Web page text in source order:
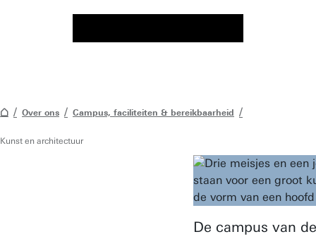
Over ons Campus, faciliteiten & bereikbaarheid
Kunst en architectuur
De campus van de